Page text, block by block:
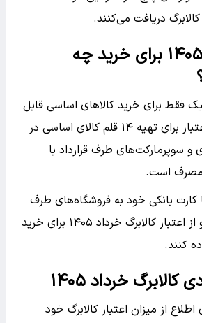
دریافت می‌کنند.
کالابرگ خرداد ۱۴۰۵ برای خرید چه
فقط برای خرید کالاهای اساسی قابل
استفاده است. این اعتبار برای تهیه ۱۴ قلم کالای اساسی در
و سوپرمارکت‌های طرف قرارداد با
مصرف است.
کارت بانکی خود به فروشگاه‌های طرف
قرارداد مراجعه کرده و از اعتبار کالابرگ خرداد ۱۴۰۵ برای خرید
کنند.
خرداد ۱۴۰۵
از میزان اعتبار کالابرگ خود